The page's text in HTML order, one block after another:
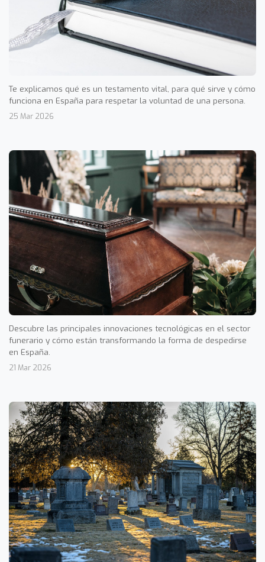
Te explicamos qué es un testamento vital, para qué sirve y cómo
funciona en España para respetar la voluntad de una persona.
25 Mar 2026
Descubre las principales innovaciones tecnológicas en el sector
funerario y cómo están transformando la forma de despedirse
en España.
21 Mar 2026